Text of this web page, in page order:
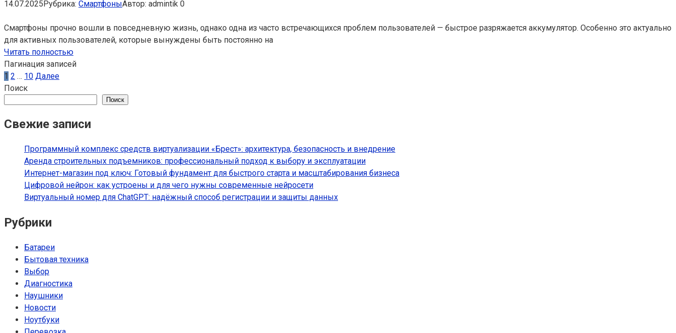
14.07.2025Рубрика: СмартфоныАвтор: admintik 0
Смартфоны прочно вошли в повседневную жизнь, однако одна из часто встречающихся проблем пользователей — быстрое разряжается аккумулятор. Особенно это актуально
для активных пользователей, которые вынуждены быть постоянно на
Читать полностью
Пагинация записей
1 2 … 10 Далее
Поиск
Поиск
Свежие записи
Программный комплекс средств виртуализации «Брест»: архитектура, безопасность и внедрение
Аренда строительных подъемников: профессиональный подход к выбору и эксплуатации
Интернет-магазин под ключ: Готовый фундамент для быстрого старта и масштабирования бизнеса
Цифровой нейрон: как устроены и для чего нужны современные нейросети
Виртуальный номер для ChatGPT: надёжный способ регистрации и защиты данных
Рубрики
Батареи
Бытовая техника
Выбор
Диагностика
Наушники
Новости
Ноутбуки